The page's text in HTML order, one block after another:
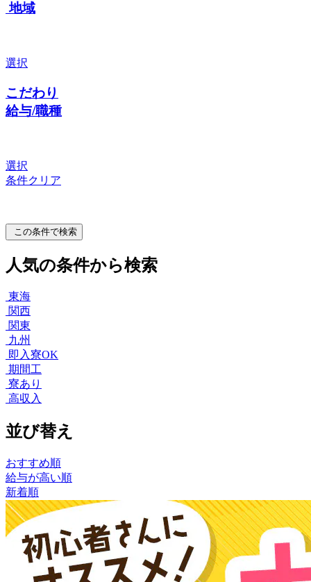
地域
選択
こだわり
給与/職種
選択
条件クリア
この条件で検索
人気の条件から検索
東海
関西
関東
九州
即入寮OK
期間工
寮あり
高収入
並び替え
おすすめ順
給与が高い順
新着順